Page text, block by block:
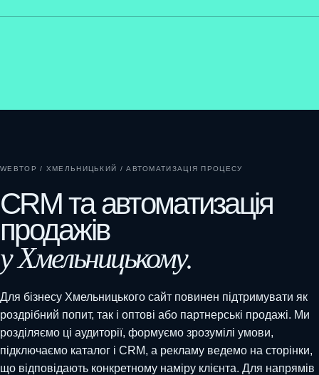
WEBTOP / ХМЕЛЬНИЦЬКИЙ / АВТОМАТИЗАЦІЯ ПРОЦЕСУ
CRM та автоматизація
продажів
у Хмельницькому.
Для бізнесу Хмельницького сайт повинен підтримувати як
роздрібний попит, так і оптові або партнерські продажі. Ми
розділяємо ці аудиторії, формуємо зрозумілі умови,
підключаємо каталог і CRM, а рекламу ведемо на сторінки,
що відповідають конкретному наміру клієнта. Для напрямів